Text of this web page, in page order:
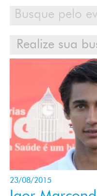
Calendário
Contato
Login
23/08/2015